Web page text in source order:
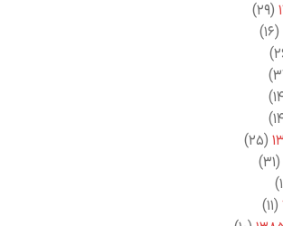
(۲۹)
(۱۶)
(۲۵)
(۳۱)
(۱۱)